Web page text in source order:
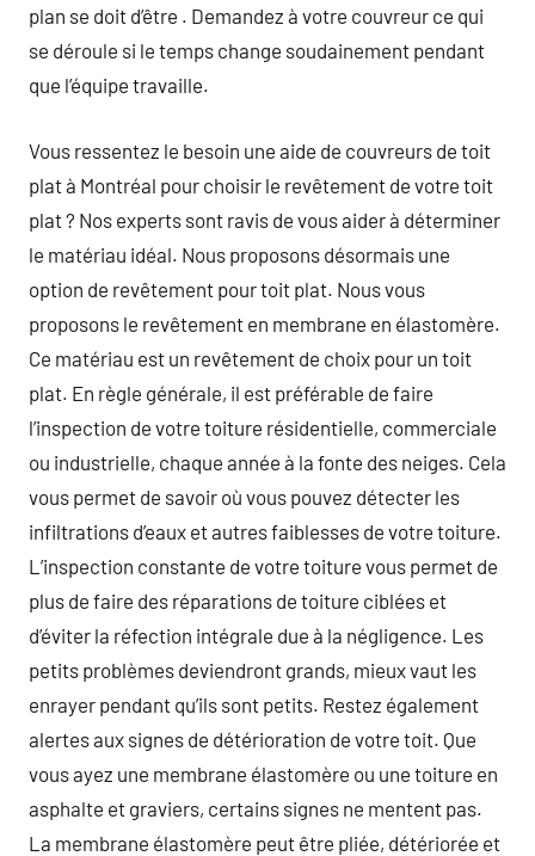
plan se doit d’être . Demandez à votre couvreur ce qui
se déroule si le temps change soudainement pendant
que l’équipe travaille.
Vous ressentez le besoin une aide de couvreurs de toit
plat à Montréal pour choisir le revêtement de votre toit
plat ? Nos experts sont ravis de vous aider à déterminer
le matériau idéal. Nous proposons désormais une
option de revêtement pour toit plat. Nous vous
proposons le revêtement en membrane en élastomère.
Ce matériau est un revêtement de choix pour un toit
plat. En règle générale, il est préférable de faire
l’inspection de votre toiture résidentielle, commerciale
ou industrielle, chaque année à la fonte des neiges. Cela
vous permet de savoir où vous pouvez détecter les
infiltrations d’eaux et autres faiblesses de votre toiture.
L’inspection constante de votre toiture vous permet de
plus de faire des réparations de toiture ciblées et
d’éviter la réfection intégrale due à la négligence. Les
petits problèmes deviendront grands, mieux vaut les
enrayer pendant qu’ils sont petits. Restez également
alertes aux signes de détérioration de votre toit. Que
vous ayez une membrane élastomère ou une toiture en
asphalte et graviers, certains signes ne mentent pas.
La membrane élastomère peut être pliée, détériorée et